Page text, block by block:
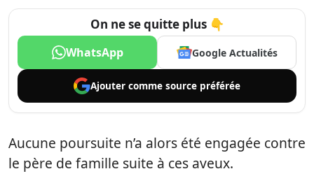
On ne se quitte plus 👇
WhatsApp Google Actualités
Ajouter comme source préférée
Aucune poursuite n’a alors été engagée contre
le père de famille suite à ces aveux.